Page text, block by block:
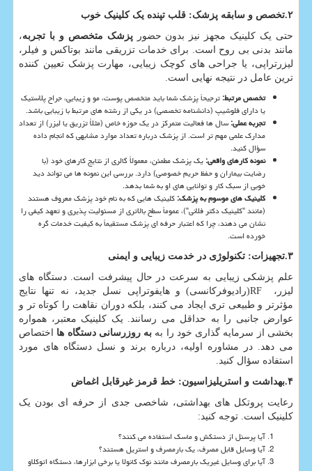
۲.تخصص و سابقه پزشک: قلب تپنده یک کلینیک خوب
حتی یک کلینیک مجهز نیز بدون حضورپزشک متخصص و با تجربه،
مانند بدنی بی روح است. برای خدمات تزریقی مانند بوتاکس و فیلر،
لیزرتراپی، یا جراحی های کوچک زیبایی، مهارت پزشک تعیین کننده
ترین عامل در نتیجه نهایی است.
تخصص مرتبط:ترجیحاً پزشک شما باید متخصص پوست، مو و زیبایی، جراح پلاستیک
یا دارای فلوشیپ (دانشنامه تخصصی) در یکی از رشته های مرتبط با زیبایی باشد.
تجربه عملی:سال ها فعالیت متمرکز در یک حوزه خاص (مثلاً تزریق یا لیزر) از تعداد
مدارک علمی مهم تر است. از پزشک درباره تعداد موارد مشابهی که انجام داده
سؤال کنید.
نمونه کارهای واقعی:یک پزشک مطمئن، معمولاً گالری از نتایج کارهای خود (با
رضایت بیماران و حفظ حریم خصوصی) دارد. بررسی این نمونه ها می تواند دید
خوبی از سبک کار و توانایی های او به شما بدهد.
کلینیک های موسوم به پزشک:کلینیک هایی که به نام خود پزشک معروف هستند
(مانند "کلینیک دکتر فلانی")، عموماً سطح بالاتری از مسئولیت پذیری و تعهد کیفی را
نشان می دهند، چرا که اعتبار حرفه ای پزشک مستقیماً به کیفیت خدمات گره
خورده است.
۳.تجهیزات: تکنولوژی در خدمت زیبایی و ایمنی
علم پزشکی زیبایی به سرعت در حال پیشرفت است. دستگاه های
لیزر،
RF(رادیوفرکانسی) و هایفوتراپی نسل جدید، نه تنها نتایج
مؤثرتر و طبیعی تری ایجاد می کنند، بلکه دوران نقاهت را کوتاه تر و
عوارض جانبی را به حداقل می رسانند. یک کلینیک معتبر، همواره
بخشی از سرمایه گذاری خود را به به روزرسانی دستگاه ها اختصاص
می دهد. در مشاوره اولیه، درباره برند و نسل دستگاه های مورد
استفاده سؤال کنید.
۴.بهداشت و استریلیزاسیون: خط قرمز غیرقابل اغماض
رعایت پروتکل های بهداشتی، شاخصی جدی از حرفه ای بودن یک
کلینیک است. توجه کنید:
آیا پرسنل از دستکش و ماسک استفاده می کنند؟
آیا وسایل قابل مصرف، یک بارمصرف و استریل هستند؟
آیا برای وسایل غیریک بارمصرف مانند نوک کانولا یا برخی ابزارها، دستگاه اتوکلاو